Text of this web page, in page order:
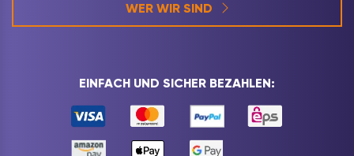
WER WIR SIND
EINFACH UND SICHER BEZAHLEN: